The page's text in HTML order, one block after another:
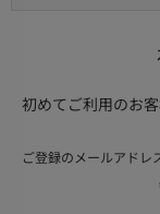
初めてご利用のお
ご登録のメールアドレ